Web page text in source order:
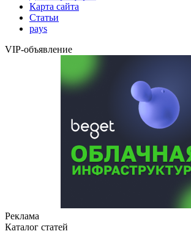
Карта сайта
Статьи
pays
VIP-объявление
Реклама
Каталог статей